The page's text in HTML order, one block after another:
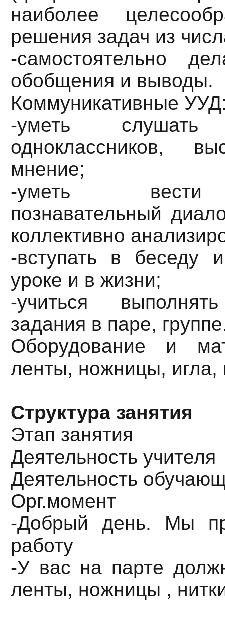
наиболее
решения задач из
-самостоятельно
обобщения и выводы.
Коммуникативные
-уметь
одноклассников,
мнение;
-уметь вести
познавательный
коллективно
-вступать в беседу
уроке и в жизни;
-учиться
задания в паре,
Оборудование и
ленты, ножницы, игла,
Структура занятия
Этап занятия
Деятельность учителя
Деятельность
Орг.момент
-Добрый день. Мы
работу
-У вас на парте
ленты, ножницы ,